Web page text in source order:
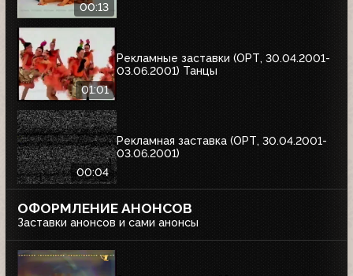
00:13
01:01
Рекламные заставки (ОРТ, 30.04.2001-
03.06.2001) Танцы
00:04
Рекламная заставка (ОРТ, 30.04.2001-
03.06.2001)
ОФОРМЛЕНИЕ АНОНСОВ
Заставки анонсов и сами анонсы